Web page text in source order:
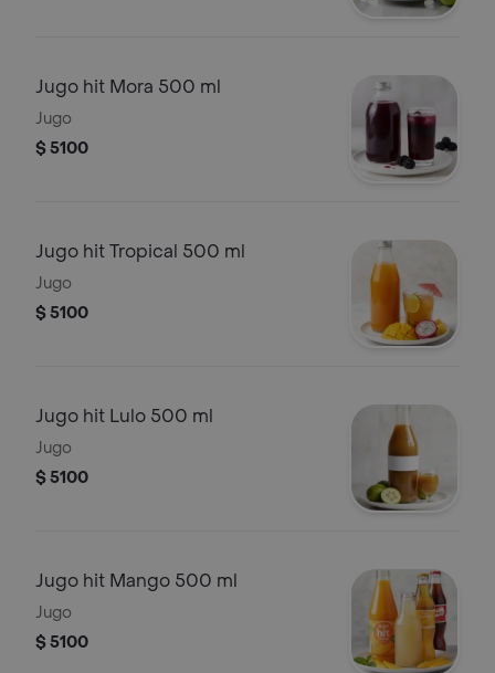
Jugo hit Mora 500 ml
Jugo
$ 5100
Jugo hit Tropical 500 ml
Jugo
$ 5100
Jugo hit Lulo 500 ml
Jugo
$ 5100
Jugo hit Mango 500 ml
Jugo
$ 5100